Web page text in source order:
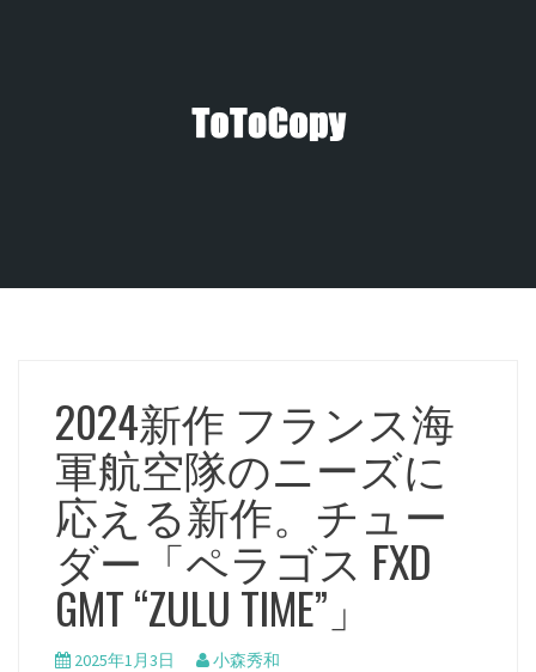
2024新作 フランス海
軍航空隊のニーズに
応える新作。チュー
ダー「ペラゴス FXD
GMT “ZULU TIME”」
2025年1月3日 小森秀和